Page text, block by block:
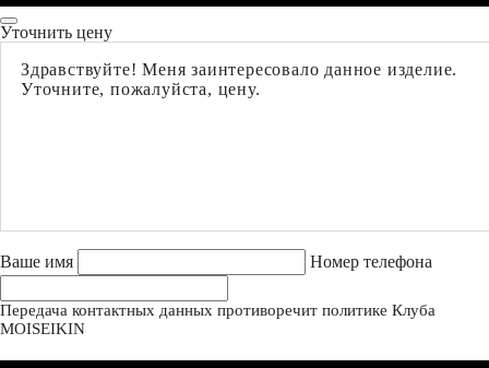
Уточнить цену
Ваше имя Номер телефона
Передача контактных данных противоречит политике Клуба
MOISEIKIN